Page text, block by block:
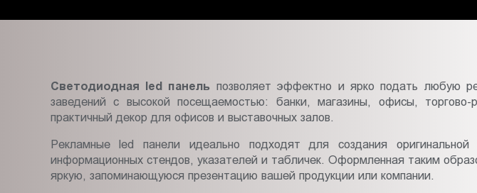
Светодиодная led панель позволяет эффектно и ярко подать любую
заведений с высокой посещаемостью: банки, магазины, офисы,
практичный декор для офисов и выставочных залов.
Рекламные led панели идеально подходят для создания
информационных стендов, указателей и табличек. Оформленная таким
яркую, запоминающуюся презентацию вашей продукции или компании.